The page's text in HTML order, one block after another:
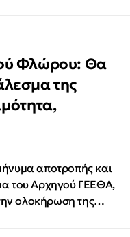
Φλώρου: Θα
της
αποτροπής και
του Αρχηγού ΓΕΕΘΑ,
ολοκήρωση της…